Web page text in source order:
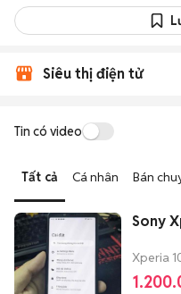
Siêu thị điện tử
Tin có video
Tất cả Cá nhân Bán
Sony
Xperia